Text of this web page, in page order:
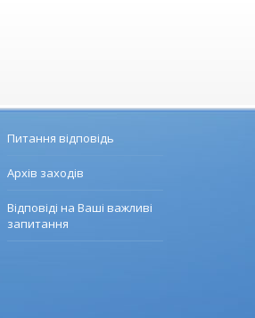
Питання відповідь
Архів заходів
Відповіді на Ваші важливі
запитання